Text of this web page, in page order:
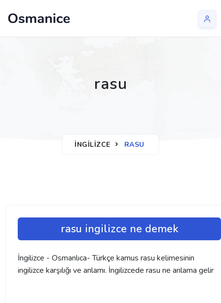
rasu
İNGILIZCE RASU
rasu ingilizce ne demek
İngilizce - Osmanlıca- Türkçe kamus rasu kelimesinin
ingilizce karşılığı ve anlamı. İngilizcede rasu ne anlama gelir